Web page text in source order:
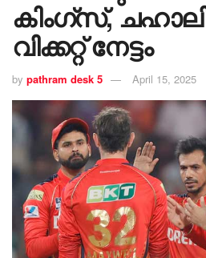
കിം​ഗ്സ്,
വിക്കറ്റ് നേട്ടം
by pathram desk 5 April 15, 2025